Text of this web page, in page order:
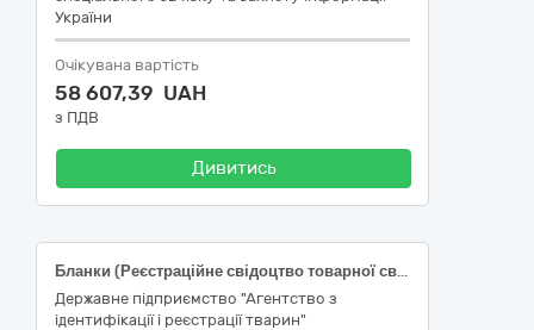
України
Очікувана вартість
58 607,39 UAH
з ПДВ
Дивитись
Бланки (Реєстраційне свідоцтво товарної свині з індивідуальним ідентифікаційним номером)
Державне підприємство "Агентство з
ідентифікації і реєстрації тварин"